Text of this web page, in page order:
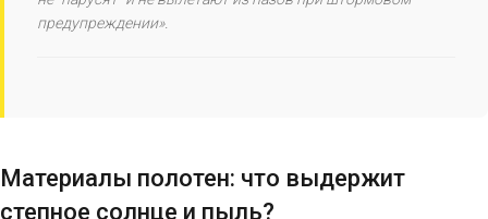
предупреждении».
Материалы полотен: что выдержит
степное солнце и пыль?